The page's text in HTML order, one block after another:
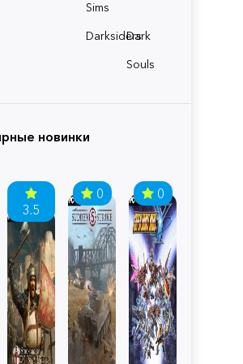
Sims
Darksiders
Dark
Souls
новинки
3.5
0 0